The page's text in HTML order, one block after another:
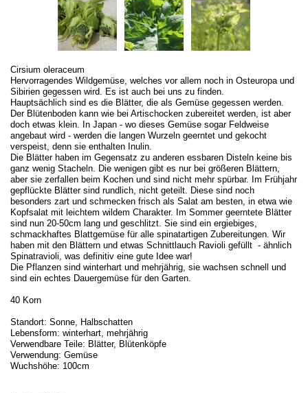
Cirsium oleraceum
Hervorragendes Wildgemüse, welches vor allem noch in Osteuropa und
Sibirien gegessen wird. Es ist auch bei uns zu finden.
Hauptsächlich sind es die Blätter, die als Gemüse gegessen werden.
Der Blütenboden kann wie bei Artischocken zubereitet werden, ist aber
doch etwas klein. In Japan - wo dieses Gemüse sogar Feldweise
angebaut wird - werden die langen Wurzeln geerntet und gekocht
verspeist, denn sie enthalten Inulin.
Die Blätter haben im Gegensatz zu anderen essbaren Disteln keine bis
ganz wenig Stacheln. Die wenigen gibt es nur bei größeren Blättern,
aber sie zerfallen beim Kochen und sind nicht mehr spürbar. Im Frühjahr
gepflückte Blätter sind rundlich, nicht geteilt. Diese sind noch
besonders zart und schmecken frisch als Salat am besten, in etwa wie
Kopfsalat mit leichtem wildem Charakter. Im Sommer geerntete Blätter
sind nun 20-50cm lang und geschlitzt. Sie sind ein ergiebiges,
schmackhaftes Blattgemüse für alle spinatartigen Zubereitungen. Wir
haben mit den Blättern und etwas Schnittlauch Ravioli gefüllt - ähnlich
Spinatravioli, was definitiv eine gute Idee war!
Die Pflanzen sind winterhart und mehrjährig, sie wachsen schnell und
sind ein echtes Dauergemüse für den Garten.
40 Korn
Standort: Sonne, Halbschatten
Lebensform: winterhart, mehrjährig
Verwendbare Teile: Blätter, Blütenköpfe
Verwendung: Gemüse
Wuchshöhe: 100cm